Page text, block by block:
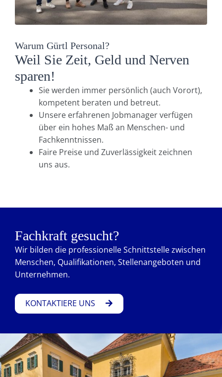
Warum Gürtl Personal?
Weil Sie Zeit, Geld und Nerven
sparen!
Sie werden immer persönlich (auch Vorort),
kompetent beraten und betreut.
Unsere erfahrenen Jobmanager verfügen
über ein hohes Maß an Menschen- und
Fachkenntnissen.
Faire Preise und Zuverlässigkeit zeichnen
uns aus.
Fachkraft gesucht?
Wir bilden die professionelle Schnittstelle zwischen
Menschen, Qualifikationen, Stellenangeboten und
Unternehmen.
KONTAKTIERE UNS